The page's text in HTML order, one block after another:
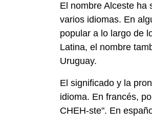
El nombre Alceste ha
varios idiomas. En
popular a lo largo de
Latina, el nombre
Uruguay.
El significado y la
idioma. En francés,
CHEH-ste". En